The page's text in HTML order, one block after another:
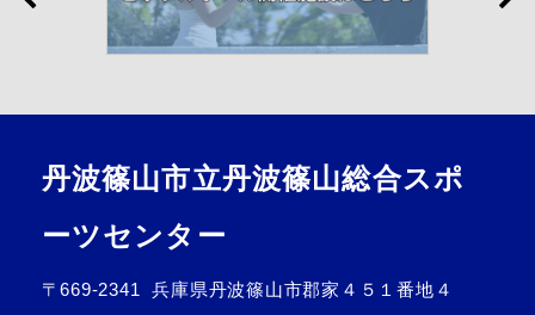
丹波篠山市立丹波篠山総合スポ
ーツセンター
〒669-2341
兵庫県丹波篠山市郡家４５１番地４